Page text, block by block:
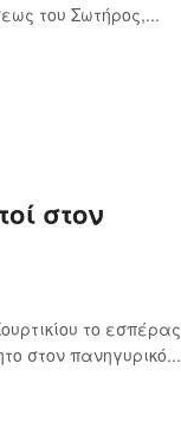
του Σωτήρος,...
στον
το εσπέρας
στον πανηγυρικό...